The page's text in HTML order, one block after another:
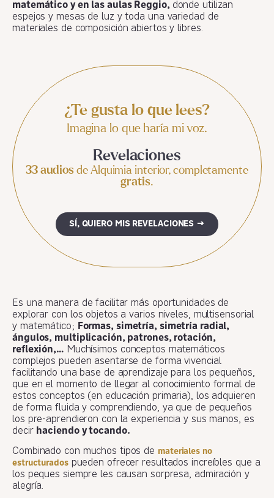
matemático y en las aulas Reggio, donde utilizan
espejos y mesas de luz y toda una variedad de
materiales de composición abiertos y libres.
¿Te gusta lo que lees?
Imagina lo que haría mi voz.
Revelaciones
33 audios de Alquimia interior, completamente
gratis.
SÍ, QUIERO MIS REVELACIONES →
Es una manera de facilitar más oportunidades de
explorar con los objetos a varios niveles, multisensorial
y matemático; Formas, simetría, simetría radial,
ángulos, multiplicación, patrones, rotación,
reflexión,…Muchísimos conceptos matemáticos
complejos pueden asentarse de forma vivencial
facilitando una base de aprendizaje para los pequeños,
que en el momento de llegar al conocimiento formal de
estos conceptos (en educación primaria), los adquieren
de forma fluida y comprendiendo, ya que de pequeños
los pre-aprendieron con la experiencia y sus manos, es
decir haciendo y tocando.
Combinado con muchos tipos de materiales no
estructuradospueden ofrecer resultados increíbles que a
los peques siempre les causan sorpresa, admiración y
alegría.